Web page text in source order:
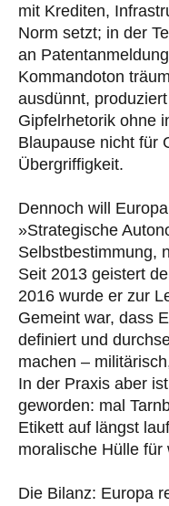
mit Krediten,
Norm setzt; in der
an
Kommandoton
ausdünnt,
Gipfelrhetorik ohne
Blaupause nicht für
Übergriffigkeit.
Dennoch will
»Strategische
Selbstbestimmung,
Seit 2013 geistert
2016 wurde er zur
Gemeint war, dass
definiert und
machen –
In der Praxis aber
geworden: mal
Etikett auf längst
moralische Hülle
Die Bilanz: Europa